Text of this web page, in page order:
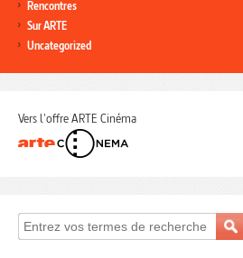
Rencontres
Sur ARTE
Uncategorized
Vers l'offre ARTE Cinéma